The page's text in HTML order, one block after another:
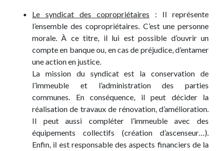
Le syndicat des copropriétaires : Il représente
l’ensemble des copropriétaires. C’est une personne
morale. À ce titre, il lui est possible d’ouvrir un
compte en banque ou, en cas de préjudice, d’entamer
une action en justice.
La mission du syndicat est la conservation de
l’immeuble et l’administration des parties
communes. En conséquence, il peut décider la
réalisation de travaux de rénovation, d’amélioration.
Il peut aussi compléter l’immeuble avec des
équipements collectifs (création d’ascenseur…).
Enfin, il est responsable des aspects financiers de la